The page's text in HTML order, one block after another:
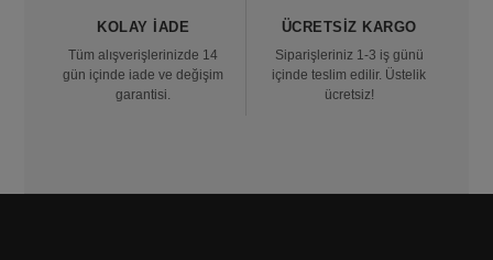
KOLAY İADE
Tüm alışverişlerinizde 14
gün içinde iade ve değişim
garantisi.
ÜCRETSIZ KARGO
Siparişleriniz 1-3 iş günü
içinde teslim edilir. Üstelik
ücretsiz!